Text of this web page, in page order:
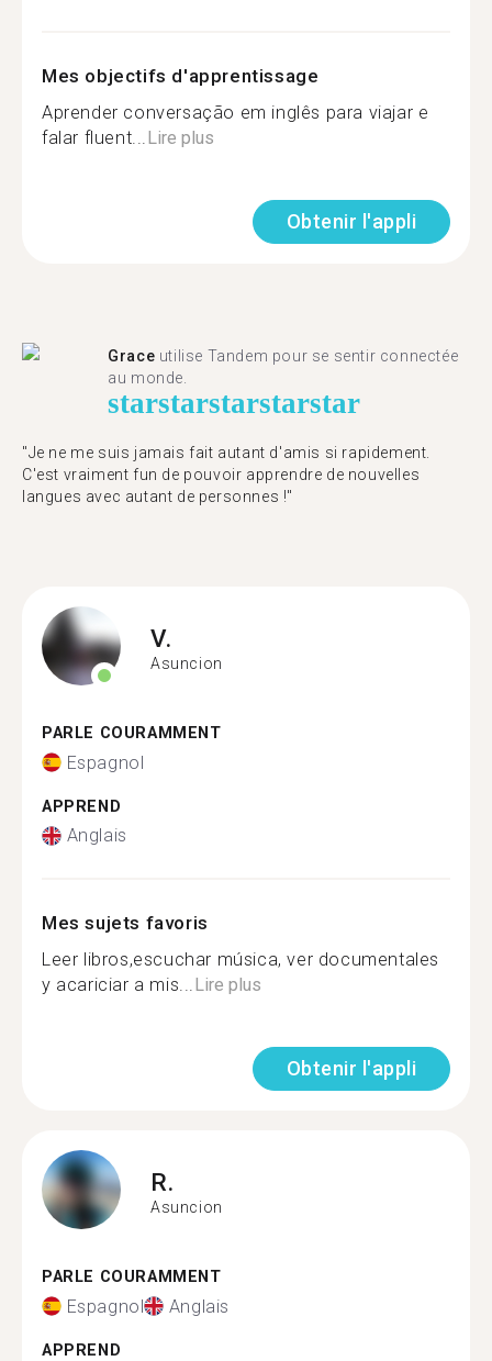
Mes objectifs d'apprentissage
Aprender conversação em inglês para viajar e
falar fluent...Lire plus
Obtenir l'appli
Grace utilise Tandem pour se sentir connectée
au monde.
starstarstarstarstar
"Je ne me suis jamais fait autant d'amis si rapidement.
C'est vraiment fun de pouvoir apprendre de nouvelles
langues avec autant de personnes !"
V.
Asuncion
PARLE COURAMMENT
Espagnol
APPREND
Anglais
Mes sujets favoris
Leer libros,escuchar música, ver documentales
y acariciar a mis...Lire plus
Obtenir l'appli
R.
Asuncion
PARLE COURAMMENT
Espagnol Anglais
APPREND